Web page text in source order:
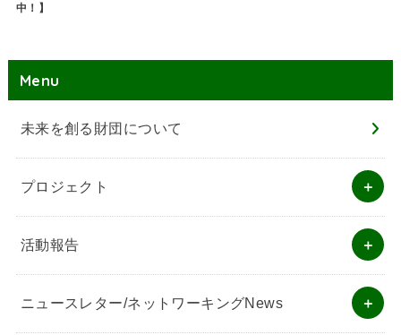
中！】
Menu
未来を創る財団について
プロジェクト
活動報告
ニュースレター/ネットワーキングNews